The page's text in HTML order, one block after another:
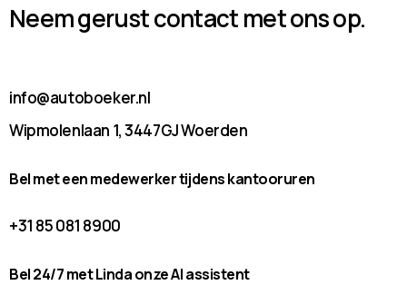
Neem gerust contact met ons op.
info@autoboeker.nl
Wipmolenlaan 1, 3447GJ Woerden
Bel met een medewerker tijdens kantooruren
+31 85 081 8900
Bel 24/7 met Linda onze AI assistent